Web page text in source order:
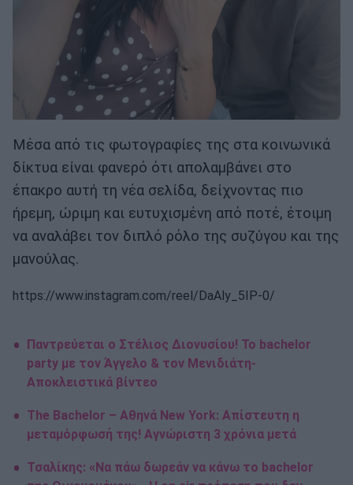
Μέσα από τις φωτογραφίες της στα κοινωνικά
δίκτυα είναι φανερό ότι απολαμβάνει στο
έπακρο αυτή τη νέα σελίδα, δείχνοντας πιο
ήρεμη, ώριμη και ευτυχισμένη από ποτέ, έτοιμη
να αναλάβει τον διπλό ρόλο της συζύγου και της
μανούλας.
https://www.instagram.com/reel/DaAly_5IP-0/
Παντρεύεται ο Στέλιος Διονυσίου! Το bachelor
party με τον Άγγελο & τον Μενιδιάτη-
Αποκλειστικά βίντεο
The Bachelor – Αθηνά New York: Απίστευτη η
μεταμόρφωσή της! Αγνώριστη 3 χρόνια μετά
Τσαλίκης: «Να πάω δωρεάν να κάνω το bachelor